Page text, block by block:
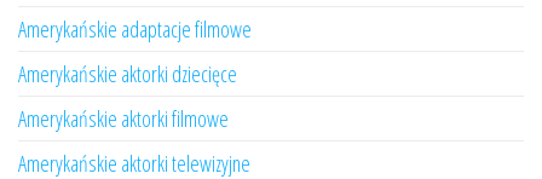
Amerykańskie adaptacje filmowe
Amerykańskie aktorki dziecięce
Amerykańskie aktorki filmowe
Amerykańskie aktorki telewizyjne